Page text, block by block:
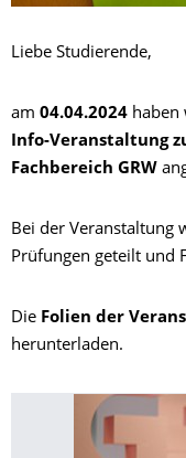
Liebe Studierende,
am 04.04.2024 haben
Info-Veranstaltung
Fachbereich GRW
Bei der Veranstaltung
Prüfungen geteilt und
Die Folien der
herunterladen.